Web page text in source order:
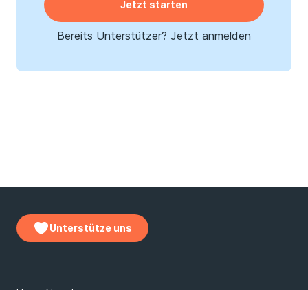
Jetzt starten
Bereits Unterstützer? Jetzt anmelden
Unterstütze uns